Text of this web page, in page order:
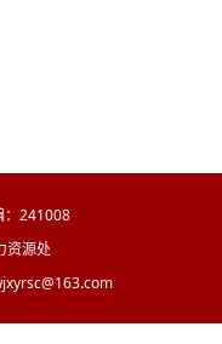
：241008
资源处